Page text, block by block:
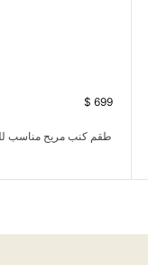
169
$
طاولة وسط